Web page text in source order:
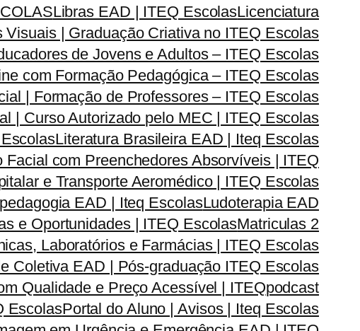
Libras EAD | ITEQ EscolasLicenciatura
Visuais | Graduação Criativa no ITEQ Escolas
de Jovens e Adultos – ITEQ Escolas
com Formação Pedagógica – ITEQ Escolas
| Formação de Professores – ITEQ Escolas
| Curso Autorizado pelo MEC | ITEQ Escolas
Literatura Brasileira EAD | Iteq Escolas
com Preenchedores Absorvíveis | ITEQ
e Transporte Aeromédico | ITEQ Escolas
EAD | Iteq EscolasLudoterapia EAD
e Oportunidades | ITEQ EscolasMatriculas 2
Laboratórios e Farmácias | ITEQ Escolas
Coletiva EAD | Pós-graduação ITEQ Escolas
Qualidade e Preço Acessível | ITEQpodcast
EscolasPortal do Aluno | Avisos | Iteq Escolas